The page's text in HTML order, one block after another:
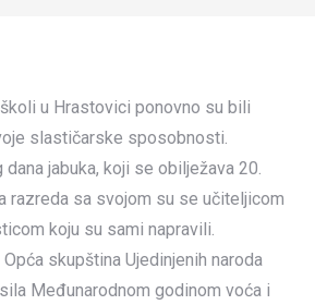
u Hrastovici ponovno su bili
slastičarske sposobnosti.
jabuka, koji se obilježava 20.
razreda sa svojom su se učiteljicom
koju su sami napravili.
skupština Ujedinjenih naroda
Međunarodnom godinom voća i